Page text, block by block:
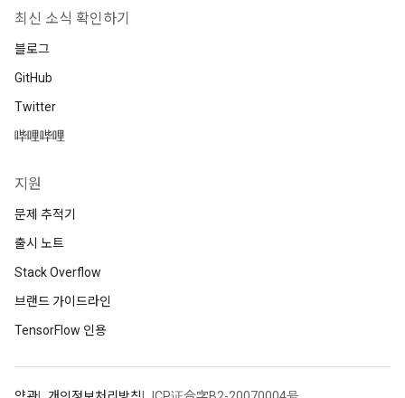
최신 소식 확인하기
블로그
GitHub
Twitter
哔哩哔哩
지원
문제 추적기
출시 노트
Stack Overflow
브랜드 가이드라인
TensorFlow 인용